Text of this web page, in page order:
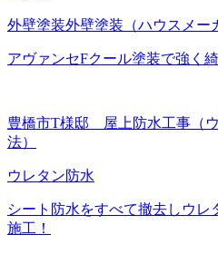
外壁塗装外壁塗装（ハウスメー
アヴァンセFクール塗装で強く
豊橋市T様邸 屋上防水工事（
法）
ウレタン防水
シート防水をすべて撤去しウ
施工！